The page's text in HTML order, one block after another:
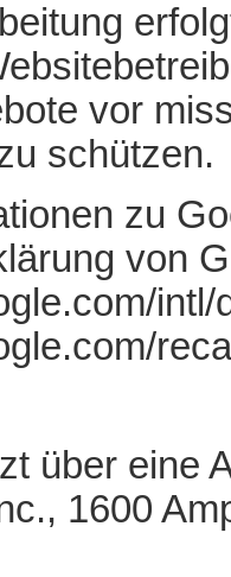
vor
schützen.
zu
von
über eine
1600